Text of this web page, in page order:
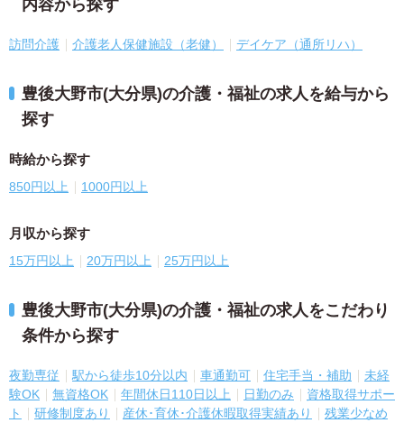
内容から探す
訪問介護 介護老人保健施設（老健） デイケア（通所リハ）
豊後大野市(大分県)の介護・福祉の求人を給与から
探す
時給から探す
850円以上 1000円以上
月収から探す
15万円以上 20万円以上 25万円以上
豊後大野市(大分県)の介護・福祉の求人をこだわり
条件から探す
夜勤専従 駅から徒歩10分以内 車通勤可 住宅手当・補助
未経
験OK
無資格OK 年間休日110日以上 日勤のみ
資格取得サポー
ト
研修制度あり 産休･育休･介護休暇取得実績あり
残業少なめ